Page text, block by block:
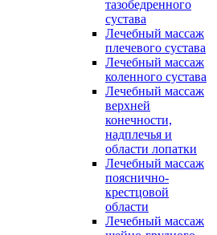
тазобедренного
сустава
Лечебный массаж
плечевого сустава
Лечебный массаж
коленного сустава
Лечебный массаж
верхней
конечности,
надплечья и
области лопатки
Лечебный массаж
пояснично-
крестцовой
области
Лечебный массаж